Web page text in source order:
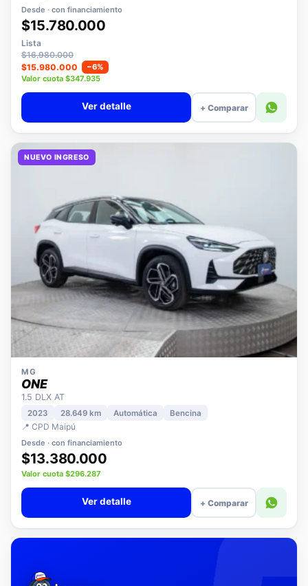
📍 Maipú
Desde · con financiamiento
$15.780.000
Lista
$16.980.000
$15.980.000
−6%
Valor cuota $347.935
+ Comparar
MG
ONE
1.5 DLX AT
2023 28.649 km
📍 CPD Maipú
Desde · con financiamiento
$13.380.000
Valor cuota $296.287
+ Comparar